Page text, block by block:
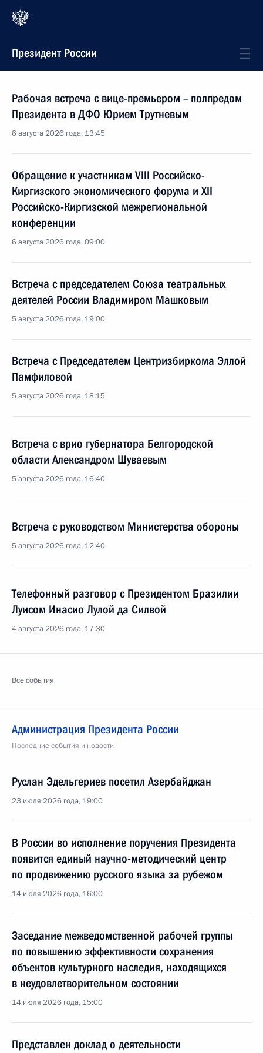
Президент России
Рабочая встреча с вице-премьером – полпредом
Президента в ДФО Юрием Трутневым
6 августа 2026 года, 13:45
Обращение к участникам VIII Российско-
Киргизского экономического форума и XII
Российско-Киргизской межрегиональной
конференции
6 августа 2026 года, 09:00
Встреча с председателем Союза театральных
деятелей России Владимиром Машковым
5 августа 2026 года, 19:00
Встреча с Председателем Центризбиркома Эллой
Памфиловой
5 августа 2026 года, 18:15
Встреча с врио губернатора Белгородской
области Александром Шуваевым
5 августа 2026 года, 16:40
Встреча с руководством Министерства обороны
5 августа 2026 года, 12:40
Телефонный разговор с Президентом Бразилии
Луисом Инасио Лулой да Силвой
4 августа 2026 года, 17:30
Все события
Администрация Президента России
Последние события и новости
Руслан Эдельгериев посетил Азербайджан
23 июля 2026 года, 19:00
В России во исполнение поручения Президента
появится единый научно-методический центр
по продвижению русского языка за рубежом
14 июля 2026 года, 16:00
Заседание межведомственной рабочей группы
по повышению эффективности сохранения
объектов культурного наследия, находящихся
в неудовлетворительном состоянии
14 июля 2026 года, 15:00
Представлен доклад о деятельности